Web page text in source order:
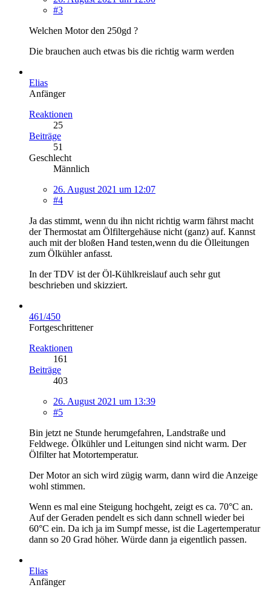
#3
Welchen Motor den 250gd ?
Die brauchen auch etwas bis die richtig warm werden
Elias
Anfänger
Reaktionen
25
Beiträge
51
Geschlecht
Männlich
26. August 2021 um 12:07
#4
Ja das stimmt, wenn du ihn nicht richtig warm fährst macht
der Thermostat am Ölfiltergehäuse nicht (ganz) auf. Kannst
auch mit der bloßen Hand testen,wenn du die Ölleitungen
zum Ölkühler anfasst.
In der TDV ist der Öl-Kühlkreislauf auch sehr gut
beschrieben und skizziert.
461/450
Fortgeschrittener
Reaktionen
161
Beiträge
403
26. August 2021 um 13:39
#5
Bin jetzt ne Stunde herumgefahren, Landstraße und
Feldwege. Ölkühler und Leitungen sind nicht warm. Der
Ölfilter hat Motortemperatur.
Der Motor an sich wird zügig warm, dann wird die Anzeige
wohl stimmen.
Wenn es mal eine Steigung hochgeht, zeigt es ca. 70°C an.
Auf der Geraden pendelt es sich dann schnell wieder bei
60°C ein. Da ich ja im Sumpf messe, ist die Lagertemperatur
dann so 20 Grad höher. Würde dann ja eigentlich passen.
Elias
Anfänger